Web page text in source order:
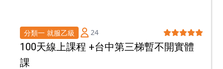
分類一 就服乙級 24
100天線上課程 +台中第三梯暫不開實體
課